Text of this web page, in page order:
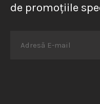
de promoțiile